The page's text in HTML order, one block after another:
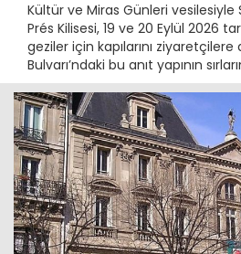
Kültür ve Miras Günleri
Prés Kilisesi, 19 ve 20 Eylül 2026
geziler için kapılarını
Bulvarı’ndaki bu anıt yapının